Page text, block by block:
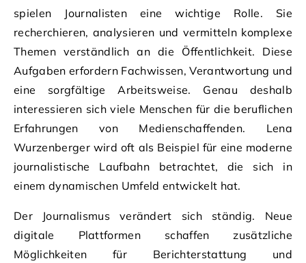
spielen Journalisten eine wichtige Rolle. Sie
recherchieren, analysieren und vermitteln komplexe
Themen verständlich an die Öffentlichkeit. Diese
Aufgaben erfordern Fachwissen, Verantwortung und
eine sorgfältige Arbeitsweise. Genau deshalb
interessieren sich viele Menschen für die beruflichen
Erfahrungen von Medienschaffenden. Lena
Wurzenberger wird oft als Beispiel für eine moderne
journalistische Laufbahn betrachtet, die sich in
einem dynamischen Umfeld entwickelt hat.
Der Journalismus verändert sich ständig. Neue
digitale Plattformen schaffen zusätzliche
Möglichkeiten für Berichterstattung und